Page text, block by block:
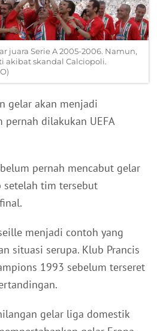
juara Serie A 2005-2006. Namun,
akibat skandal Calciopoli.
gelar akan menjadi
pernah dilakukan UEFA
pernah mencabut gelar
setelah tim tersebut
menjadi contoh yang
situasi serupa. Klub Prancis
1993 sebelum terseret
gelar liga domestik